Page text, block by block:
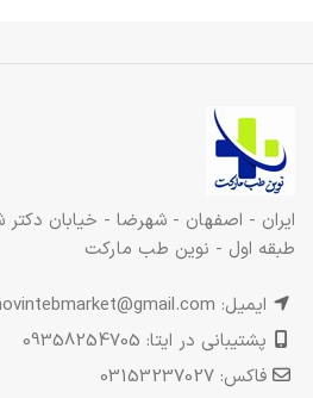
طبقه اول - نوین طب مارکت
ایمیل: novintebmarket@gmail.com
پشتیبانی در ایتا: 09358254705
فاکس: 03153237027